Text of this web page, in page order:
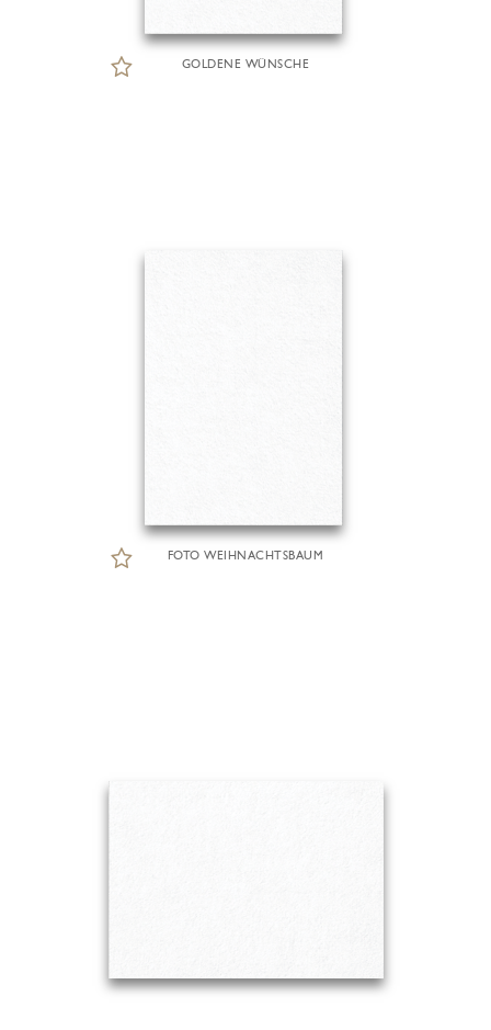
GOLDENE WÜNSCHE
FOTO WEIHNACHTSBAUM